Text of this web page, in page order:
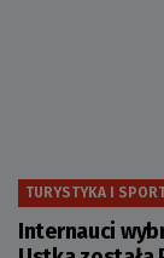
TURYSTYKA I
Internauci